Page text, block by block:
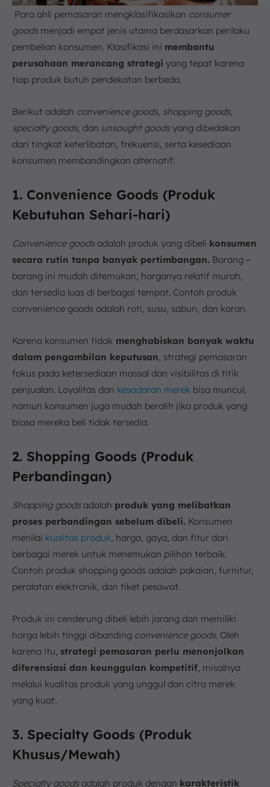
Para ahli pemasaran mengklasifikasikan consumer
goodsmenjadi empat jenis utama berdasarkan perilaku
pembelian konsumen. Klasifikasi ini membantu
perusahaan merancang strategi yang tepat karena
tiap produk butuh pendekatan berbeda.
Berikut adalah convenience goods, shopping goods,
specialty goods, dan unsought goodsyang dibedakan
dari tingkat keterlibatan, frekuensi, serta kesediaan
konsumen membandingkan alternatif:
1. Convenience Goods (Produk
Kebutuhan Sehari-hari)
Convenience goodsadalah produk yang dibeli konsumen
secara rutin tanpa banyak pertimbangan. Barang –
barang ini mudah ditemukan, harganya relatif murah,
dan tersedia luas di berbagai tempat. Contoh produk
convenience goods adalah roti, susu, sabun, dan koran.
Karena konsumen tidak menghabiskan banyak waktu
dalam pengambilan keputusan , strategi pemasaran
fokus pada ketersediaan massal dan visibilitas di titik
penjualan. Loyalitas dan kesadaran merek bisa muncul,
namun konsumen juga mudah beralih jika produk yang
biasa mereka beli tidak tersedia.
2. Shopping Goods (Produk
Perbandingan)
Shopping goodsadalah produk yang melibatkan
proses perbandingan sebelum dibeli. Konsumen
menilai kualitas produk , harga, gaya, dan fitur dari
berbagai merek untuk menemukan pilihan terbaik.
Contoh produk shopping goods adalah pakaian, furnitur,
peralatan elektronik, dan tiket pesawat.
Produk ini cenderung dibeli lebih jarang dan memiliki
harga lebih tinggi dibanding convenience goods. Oleh
karena itu, strategi pemasaran perlu menonjolkan
diferensiasi dan keunggulan kompetitif , misalnya
melalui kualitas produk yang unggul dan citra merek
yang kuat.
3. Specialty Goods (Produk
Khusus/Mewah)
Specialty goodsadalah produk dengan karakteristik